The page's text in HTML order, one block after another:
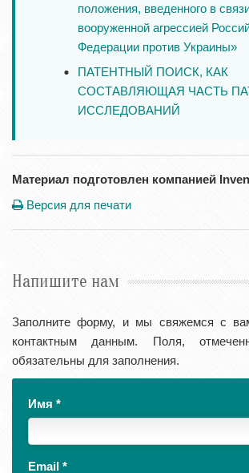
положения, введенного в
вооруженной агрессией
Федерации против Украины»
ПАТЕНТНЫЙ ПОИСК, КАК
СОСТАВЛЯЮЩАЯ ЧАСТЬ
ИССЛЕДОВАНИЙ
Материал подготовлен компанией
Версия для печати
Напишите нам
Заполните форму, и мы свяжемся с
контактным данным. Поля,
обязательны для заполнения.
Имя *
Email *